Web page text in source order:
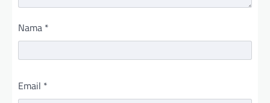
Nama *
Email *